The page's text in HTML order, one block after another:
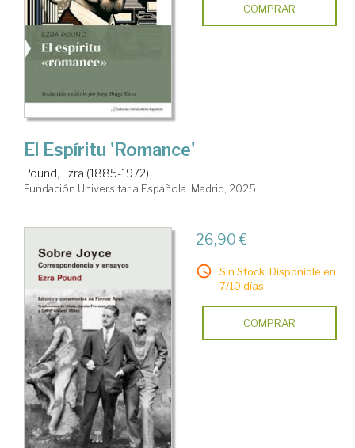
COMPRAR
El Espíritu 'Romance'
Pound, Ezra (1885-1972)
Fundación Universitaria Española. Madrid, 2025
26,90 €
Sin Stock. Disponible en
7/10 días.
COMPRAR